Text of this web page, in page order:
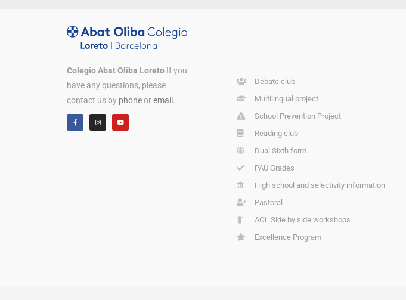
Colegio Abat Oliba Loreto If you
have any questions, please
contact us by phoneoremail.
Debate club
Multilingual project
School Prevention Project
Reading club
Dual Sixth form
PAU Grades
High school and selectivity information
Pastoral
AOL Side by side workshops
Excellence Program